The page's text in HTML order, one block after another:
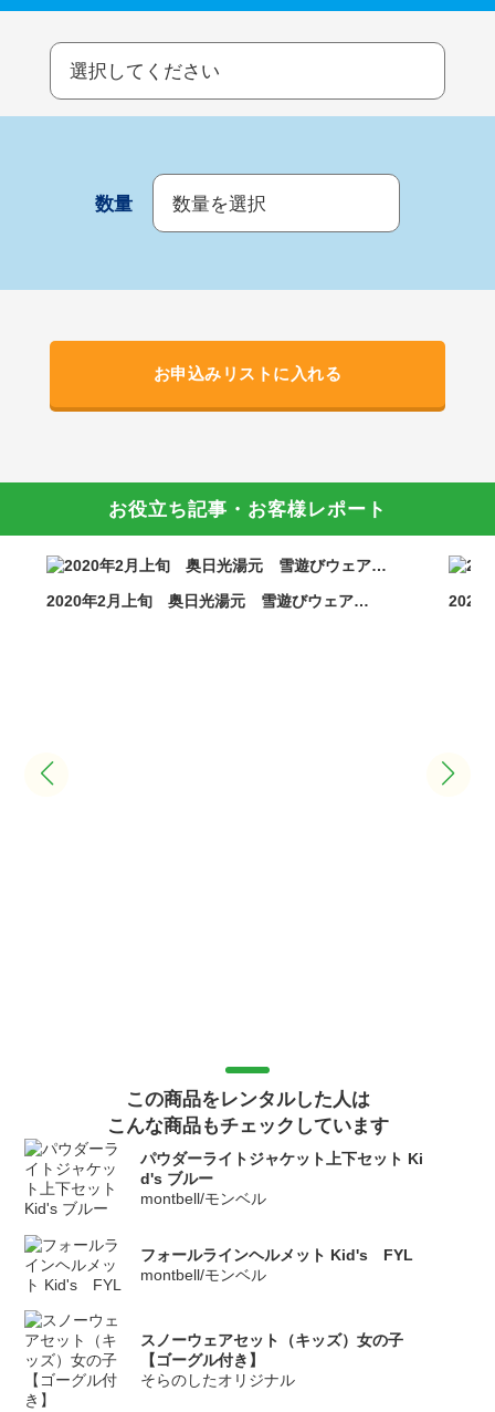
数量
お申込みリストに入れる
お役立ち記事・お客様レポート
2020年2月上旬 奥日光湯元 雪遊びウェア… 2020
この商品をレンタルした人は
こんな商品もチェックしています
パウダーライトジャケット上下セット Ki
d's ブルー
montbell/モンベル
フォールラインヘルメット Kid's FYL
montbell/モンベル
スノーウェアセット（キッズ）女の子
【ゴーグル付き】
そらのしたオリジナル